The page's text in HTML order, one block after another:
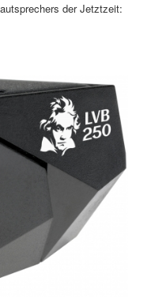
der Jetztzeit: